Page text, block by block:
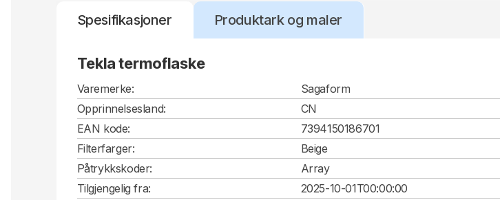
Spesifikasjoner Produktark og maler
Tekla termoflaske
Varemerke:
Sagaform
Opprinnelsesland:
CN
EAN kode:
7394150186701
Filterfarger:
Beige
Påtrykkskoder:
Array
Tilgjengelig fra:
2025-10-01T00:00:00